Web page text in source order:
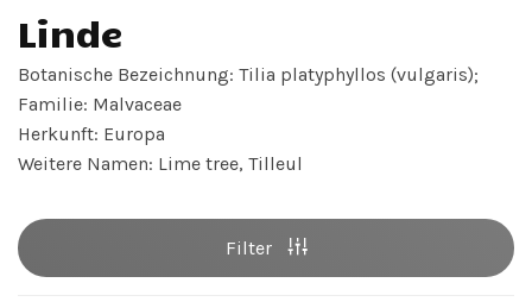
Linde
Botanische Bezeichnung: Tilia platyphyllos (vulgaris);
Familie: Malvaceae
Herkunft: Europa
Weitere Namen: Lime tree, Tilleul
Filter